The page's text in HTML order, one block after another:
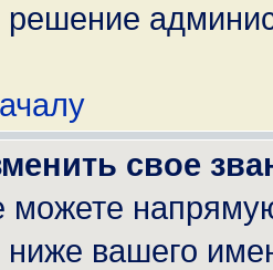
решение
свое
ниже вашего